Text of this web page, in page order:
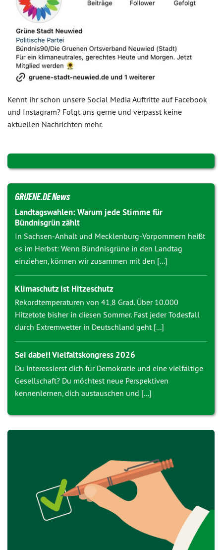
Kennt ihr schon unsere Social Media Auftritte auf Facebook
und Instagram? Folgt uns gerne und verpasst keine
aktuellen Nachrichten mehr.
GRUENE.DE News
Landtagswahlen: Warum jede Stimme für
Bündnisgrün zählt
In Sachsen-Anhalt und Mecklenburg-Vorpommern heißt
es im Herbst: Wenn Bündnisgrüne in den Landtag
einziehen, können wir zusammen mit den [...]
Klimaschutz ist Hitzeschutz
Rekordtemperaturen von 41,8 Grad. Über 10.000
Hitzetote bisher in diesen Sommer. Fast jeder Todesfall
durch Extremwetter in Deutschland geht [...]
Sei dabei! Vielfaltskongress 2026
Du interessierst dich für Demokratie und eine vielfältige
Gesellschaft? Du möchtest neue Perspektiven
kennenlernen, dich austauschen und [...]